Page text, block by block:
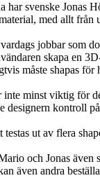
har svenske Jonas
med allt från
jobbar som
skapa en
måste shapas för
minst viktig för
designern kontroll
ut av flera
och Jonas
även andra